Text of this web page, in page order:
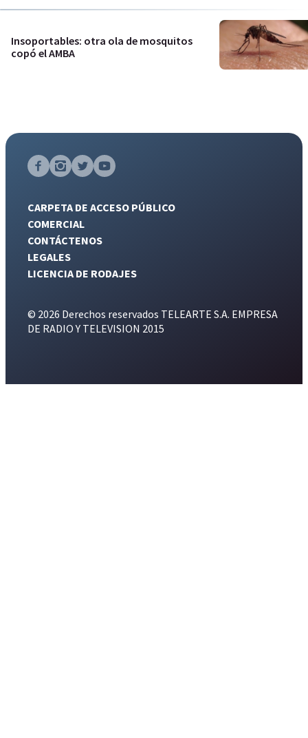
Insoportables: otra ola de mosquitos
copó el AMBA
CARPETA DE ACCESO PÚBLICO
COMERCIAL
CONTÁCTENOS
LEGALES
LICENCIA DE RODAJES
© 2026 Derechos reservados TELEARTE S.A. EMPRESA
DE RADIO Y TELEVISION 2015